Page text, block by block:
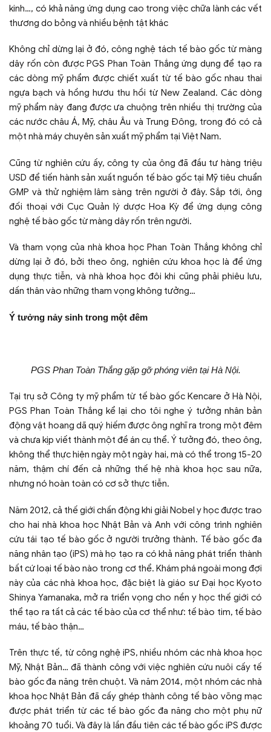
kinh…, có khả năng ứng dụng cao trong việc chữa lành các vết
thương do bỏng và nhiều bệnh tật khác
Không chỉ dừng lại ở đó, công nghệ tách tế bào gốc từ màng
dây rốn còn được PGS Phan Toàn Thắng ứng dụng để tạo ra
các dòng mỹ phẩm được chiết xuất từ tế bào gốc nhau thai
ngựa bạch và hồng hươu thu hồi từ New Zealand. Các dòng
mỹ phẩm này đang được ưa chuộng trên nhiều thị trường của
các nước châu Á, Mỹ, châu Âu và Trung Đông, trong đó có cả
một nhà máy chuyên sản xuất mỹ phẩm tại Việt Nam.
Cũng từ nghiên cứu ấy, công ty của ông đã đầu tư hàng triệu
USD để tiến hành sản xuất nguồn tế bào gốc tại Mỹ tiêu chuẩn
GMP và thử nghiệm lâm sàng trên người ở đây. Sắp tới, ông
đối thoại với Cục Quản lý dược Hoa Kỳ để ứng dụng công
nghệ tế bào gốc từ màng dây rốn trên người.
Và tham vọng của nhà khoa học Phan Toàn Thắng không chỉ
dừng lại ở đó, bởi theo ông, nghiên cứu khoa học là để ứng
dụng thực tiễn, và nhà khoa học đôi khi cũng phải phiêu lưu,
dấn thân vào những tham vọng không tưởng…
Ý tưởng nảy sinh trong một đêm
PGS Phan Toàn Thắng gặp gỡ phóng viên tại Hà Nội.
Tại trụ sở Công ty mỹ phẩm từ tế bào gốc Kencare ở Hà Nội,
PGS Phan Toàn Thắng kể lại cho tôi nghe ý tưởng nhân bản
động vật hoang dã quý hiếm được ông nghĩ ra trong một đêm
và chưa kịp viết thành một đề án cụ thể. Ý tưởng đó, theo ông,
không thể thực hiện ngày một ngày hai, mà có thể trong 15-20
năm, thậm chí đến cả những thế hệ nhà khoa học sau nữa,
nhưng nó hoàn toàn có cơ sở thực tiễn.
Năm 2012, cả thế giới chấn động khi giải Nobel y học được trao
cho hai nhà khoa học Nhật Bản và Anh với công trình nghiên
cứu tái tạo tế bào gốc ở người trưởng thành. Tế bào gốc đa
năng nhân tạo (iPS) mà họ tạo ra có khả năng phát triển thành
bất cứ loại tế bào nào trong cơ thể. Khám phá ngoài mong đợi
này của các nhà khoa học, đặc biệt là giáo sư Đại học Kyoto
Shinya Yamanaka, mở ra triển vọng cho nền y học thế giới có
thể tạo ra tất cả các tế bào của cơ thể như: tế bào tim, tế bào
máu, tế bào thận…
Trên thực tế, từ công nghệ iPS, nhiều nhóm các nhà khoa học
Mỹ, Nhật Bản… đã thành công với việc nghiên cứu nuôi cấy tế
bào gốc đa năng trên chuột. Và năm 2014, một nhóm các nhà
khoa học Nhật Bản đã cấy ghép thành công tế bào võng mạc
được phát triển từ các tế bào gốc đa năng cho một phụ nữ
khoảng 70 tuổi. Và đây là lần đầu tiên các tế bào gốc iPS được